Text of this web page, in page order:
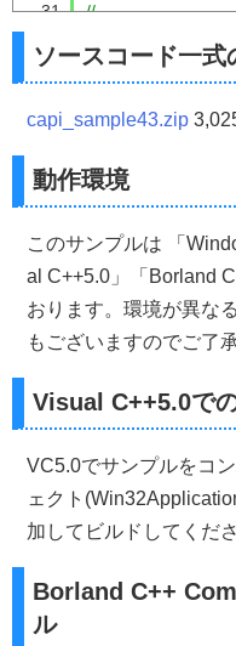
//■用途 ウインドウ
int Y;
Y= (
return (Y);
}
//■関数
//■用途 メインウイ
//■引数
//  Height      ...ウ
//  nCmdShow    ...
//  lpfnWndProc ...
//  dwstyle     ...ウ
//  dwExstyle   ...拡
//■戻り値
ソースコード一式
capi_sample43.zip
動作環境
このサンプルは 「
al C++5.0」「Borland
おります。環境が異な
もございますのでご了
Visual C++5.0で
VC5.0でサンプルをコ
ェクト
加してビルドしてくださ
Borland C++
ル